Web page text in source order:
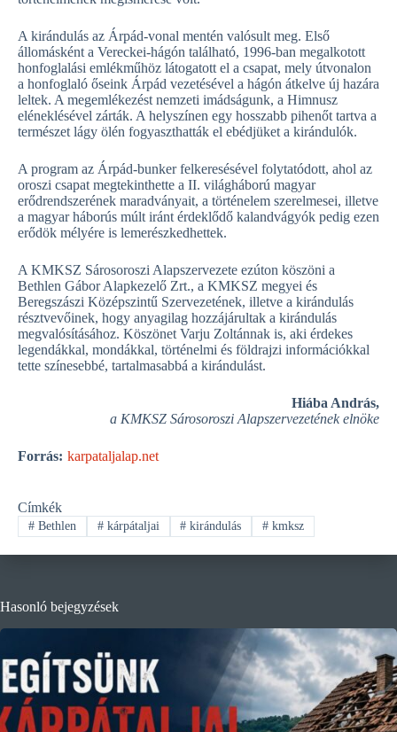
A kirándulás az Árpád-vonal mentén valósult meg. Első
állomásként a Vereckei-hágón található, 1996-ban megalkotott
honfoglalási emlékműhöz látogatott el a csapat, mely útvonalon
a honfoglaló őseink Árpád vezetésével a hágón átkelve új hazára
leltek. A megemlékezést nemzeti imádságunk, a Himnusz
eléneklésével zárták. A helyszínen egy hosszabb pihenőt tartva a
természet lágy ölén fogyaszthatták el ebédjüket a kirándulók.
A program az Árpád-bunker felkeresésével folytatódott, ahol az
oroszi csapat megtekinthette a II. világháború magyar
erődrendszerének maradványait, a történelem szerelmesei, illetve
a magyar háborús múlt iránt érdeklődő kalandvágyók pedig ezen
erődök mélyére is lemerészkedhettek.
A KMKSZ Sárosoroszi Alapszervezete ezúton köszöni a
Bethlen Gábor Alapkezelő Zrt., a KMKSZ megyei és
Beregszászi Középszintű Szervezetének, illetve a kirándulás
résztvevőinek, hogy anyagilag hozzájárultak a kirándulás
megvalósításához. Köszönet Varju Zoltánnak is, aki érdekes
legendákkal, mondákkal, történelmi és földrajzi információkkal
tette színesebbé, tartalmasabbá a kirándulást.
Hiába András,
a KMKSZ Sárosoroszi Alapszervezetének elnöke
Forrás: karpataljalap.net
Címkék
#Bethlen #kárpátaljai # kirándulás # kmksz
Hasonló bejegyzések